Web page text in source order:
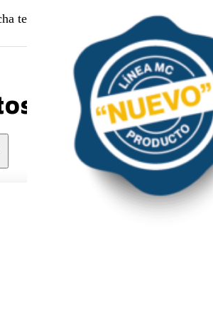
tecnica
Relacionados